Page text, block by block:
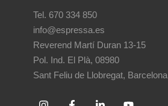
Tel. 670 334 850
info@espressa.es
Reverend Martí Duran 13-15
Pol. Ind. El Plà, 08980
Sant Feliu de Llobregat, Barcelona